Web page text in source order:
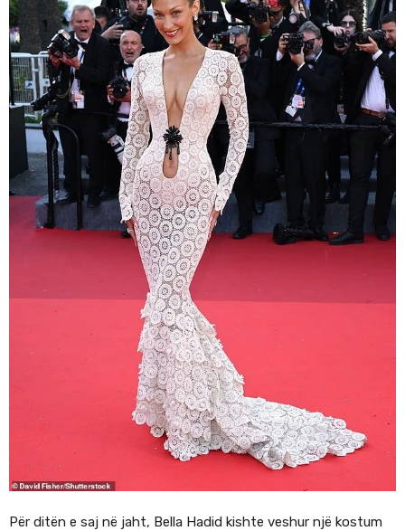
Për ditën e saj në jaht, Bella Hadid kishte veshur një kostum